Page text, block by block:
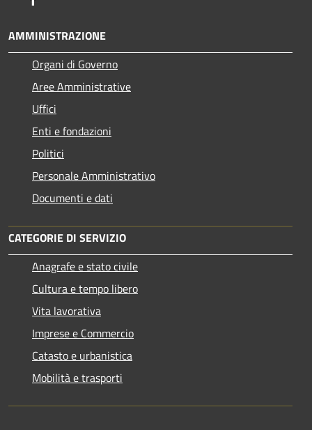
AMMINISTRAZIONE
Organi di Governo
Aree Amministrative
Uffici
Enti e fondazioni
Politici
Personale Amministrativo
Documenti e dati
CATEGORIE DI SERVIZIO
Anagrafe e stato civile
Cultura e tempo libero
Vita lavorativa
Imprese e Commercio
Catasto e urbanistica
Mobilità e trasporti